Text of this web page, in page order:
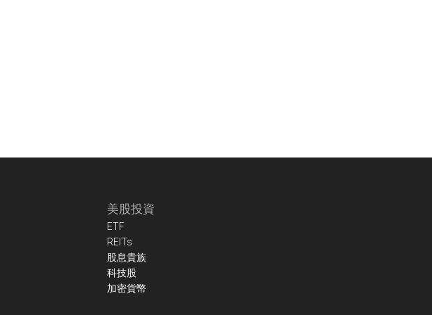
美股投資
ETF
REITs
股息貴族
科技股
加密貨幣